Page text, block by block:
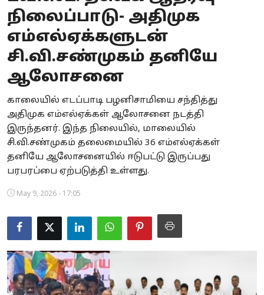
Business
Crime
Tamilnadu
National
World
Astrology
Spirituality
Weather
Politics
நிலைப்பாடு- அதிமுக
எம்எல்ஏக்களுடன்
சி.வி.சண்முகம் தனியே
ஆலோசனை
காலையில் எடப்பாடி பழனிசாமியை சந்தித்து
அதிமுக எம்எல்ஏக்கள் ஆலோசனை நடத்தி
இருந்தனர். இந்த நிலையில், மாலையில்
சி.வி.சண்முகம் தலைமையில் 36 எம்எல்ஏக்கள்
தனியே ஆலோசனையில் ஈடுபட்டு இருப்பது
பரபரப்பை ஏற்படுத்தி உள்ளது.
May 9, 2026 - 17:05